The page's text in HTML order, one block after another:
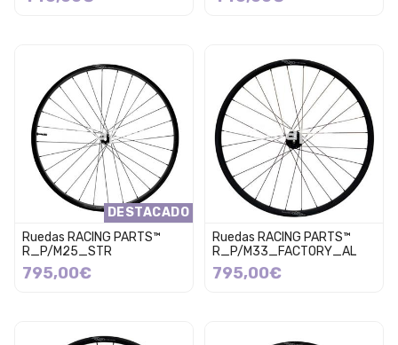
DESTACADO
Ruedas RACING PARTS™
R_P/M25_STR
795,00€
Ruedas RACING PARTS™
R_P/M33_FACTORY_AL
795,00€